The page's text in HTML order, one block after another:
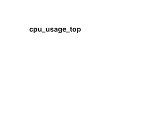
cpu_usage_top